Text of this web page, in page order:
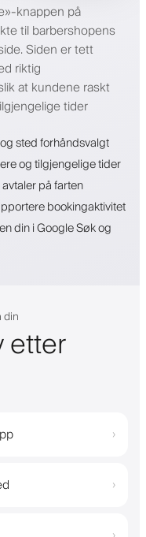
knappen på
til barbershopens
Siden er tett
riktig
at kundene raskt
tider
sted forhåndsvalgt
og tilgjengelige tider
på farten
bookingaktivitet
din i Google Søk og
din
etter
›
›